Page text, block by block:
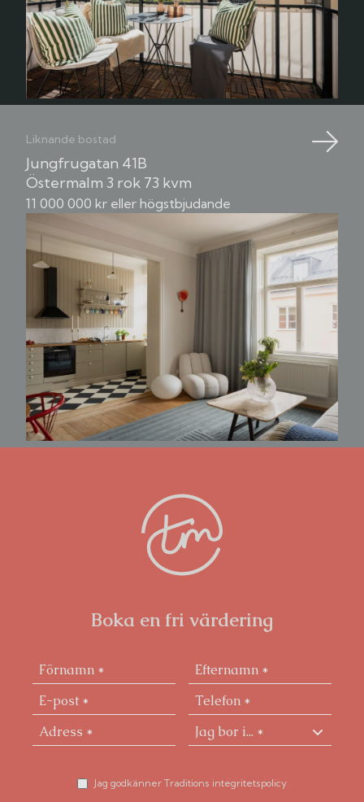
Liknande bostad
Jungfrugatan 41B
Östermalm 3 rok 73 kvm
11 000 000 kr eller högstbjudande
Boka en fri värdering
Jag godkänner Traditions integritetspolicy